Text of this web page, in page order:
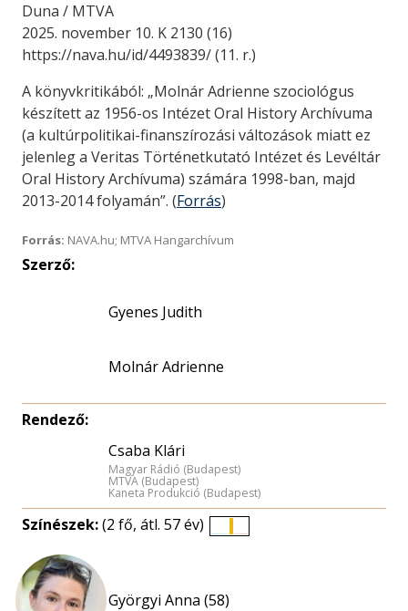
Duna / MTVA
2025. november 10. K 2130 (16)
https://nava.hu/id/4493839/ (11. r.)
A könyvkritikából: „Molnár Adrienne szociológus
készített az 1956-os Intézet Oral History Archívuma
(a kultúrpolitikai-finanszírozási változások miatt ez
jelenleg a Veritas Történetkutató Intézet és Levéltár
Oral History Archívuma) számára 1998-ban, majd
2013-2014 folyamán”. (Forrás)
Forrás: NAVA.hu; MTVA Hangarchívum
Szerző:
Gyenes Judith
Molnár Adrienne
Rendező:
Csaba Klári
Magyar Rádió (Budapest)
MTVA (Budapest)
Kaneta Produkció (Budapest)
Színészek:(2 fő, átl. 57 év)
Györgyi Anna (58)